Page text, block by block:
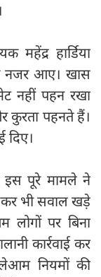
महेंद्र हार्डिया
नजर आए। खास
नहीं पहन रखा
कुरता पहनते हैं।
इस पूरे मामले ने
भी सवाल खड़े
पर बिना
कार्रवाई कर
नियमों की